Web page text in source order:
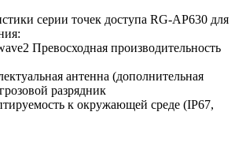
серии точек доступа RG-AP630 для
Превосходная производительность
антенна (дополнительная
разрядник
к окружающей среде (IP67,